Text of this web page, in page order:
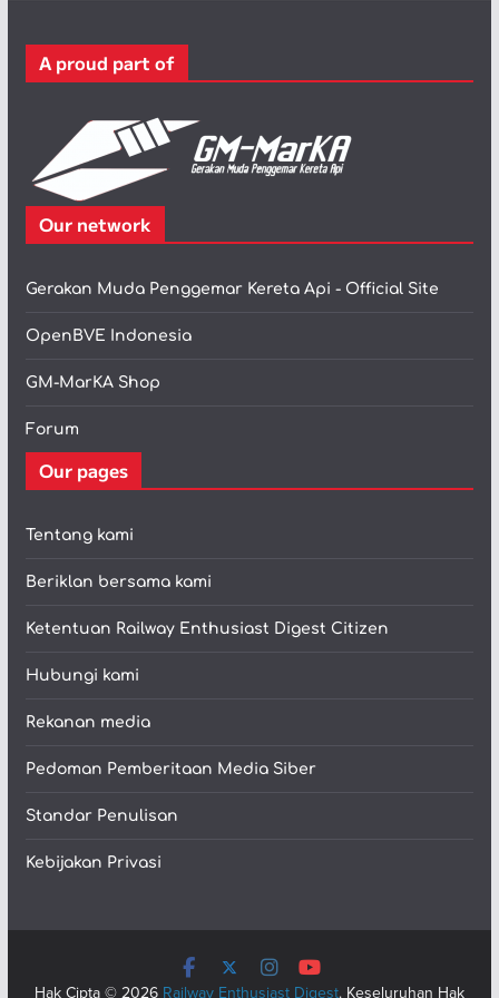
r
A proud part of
Our network
Gerakan Muda Penggemar Kereta Api - Official Site
OpenBVE Indonesia
GM-MarKA Shop
Forum
Our pages
Tentang kami
Beriklan bersama kami
Ketentuan Railway Enthusiast Digest Citizen
Hubungi kami
Rekanan media
Pedoman Pemberitaan Media Siber
Standar Penulisan
Kebijakan Privasi
Hak Cipta © 2026 Railway Enthusiast Digest. Keseluruhan Hak